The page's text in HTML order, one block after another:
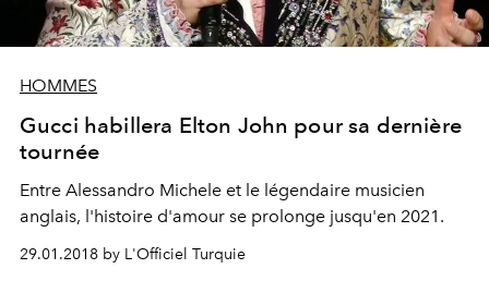
HOMMES
Gucci habillera Elton John pour sa dernière
tournée
Entre Alessandro Michele et le légendaire musicien
anglais, l'histoire d'amour se prolonge jusqu'en 2021.
29.01.2018 by L'Officiel Turquie